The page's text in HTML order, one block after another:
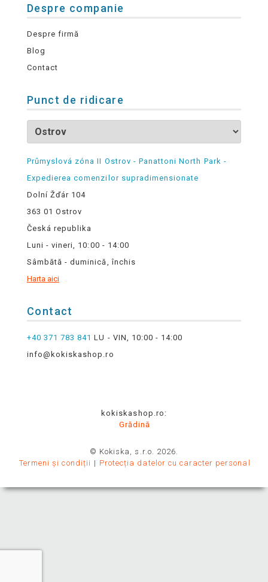
Despre companie
Despre firmă
Blog
Contact
Punct de ridicare
Průmyslová zóna II Ostrov - Panattoni North Park -
Expedierea comenzilor supradimensionate
Dolní Žďár 104
363 01 Ostrov
Česká republika
Luni - vineri, 10:00 - 14:00
Sâmbătă - duminică, închis
Harta aici
Contact
+40 371 783 841 LU - VIN, 10:00 - 14:00
info@kokiskashop.ro
kokiskashop.ro:
Grădină
© Kokiska, s.r.o. 2026.
Termeni și condiții
Protecția datelor cu caracter personal